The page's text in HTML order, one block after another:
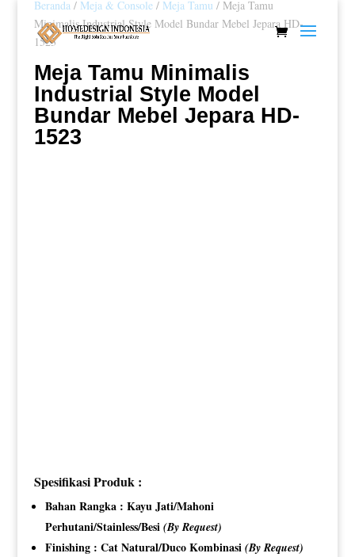
Beranda/ Meja & Console/ Meja Tamu / Meja Tamu
Minimalis Industrial Style Model Bundar Mebel Jepara HD-
1523
Meja Tamu Minimalis
Industrial Style Model
Bundar Mebel Jepara HD-
1523
Spesifikasi Produk :
Bahan Rangka : Kayu Jati/Mahoni
Perhutani/Stainless/Besi (By Request)
Finishing : Cat Natural/Duco Kombinasi (By Request)